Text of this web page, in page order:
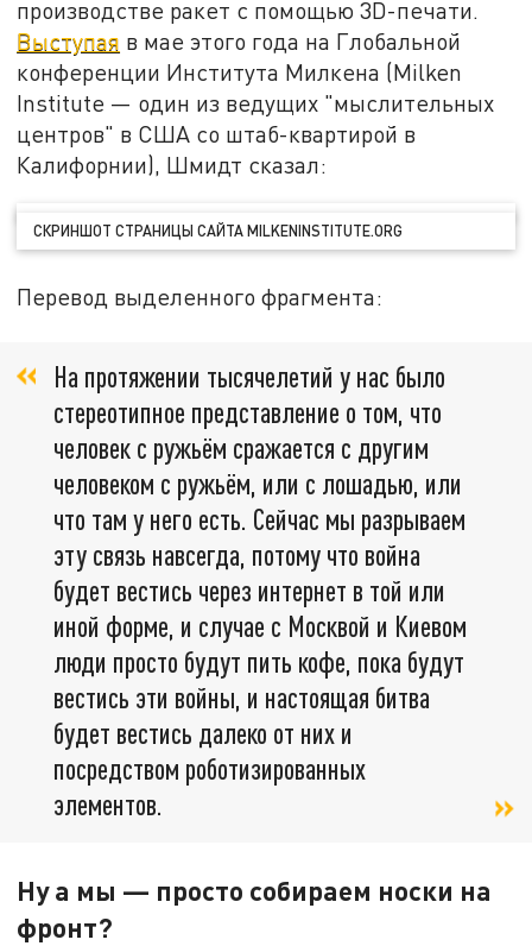
производстве ракет с помощью 3D-печати.
Выступая в мае этого года на Глобальной
конференции Института Милкена (Milken
Institute — один из ведущих "мыслительных
центров" в США со штаб-квартирой в
Калифорнии), Шмидт сказал:
СКРИНШОТ СТРАНИЦЫ САЙТА MILKENINSTITUTE.ORG
Перевод выделенного фрагмента:
На протяжении тысячелетий у нас было
стереотипное представление о том, что
человек с ружьём сражается с другим
человеком с ружьём, или с лошадью, или
что там у него есть. Сейчас мы разрываем
эту связь навсегда, потому что война
будет вестись через интернет в той или
иной форме, и случае с Москвой и Киевом
люди просто будут пить кофе, пока будут
вестись эти войны, и настоящая битва
будет вестись далеко от них и
посредством роботизированных
элементов.
Ну а мы — просто собираем носки на
фронт?